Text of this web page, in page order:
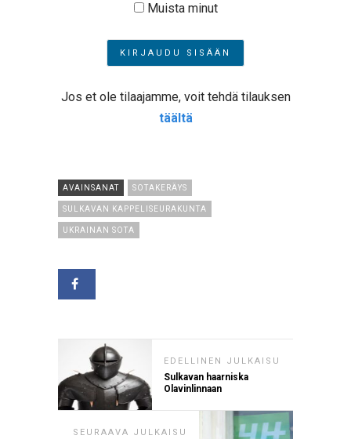
Muista minut
Jos et ole tilaajamme, voit tehdä tilauksen
täältä
AVAINSANAT SOTAKERÄYS
SULKAVAN KAPPELISEURAKUNTA
UKRAINAN SOTA
EDELLINEN JULKAISU
Sulkavan haarniska
Olavinlinnaan
SEURAAVA JULKAISU